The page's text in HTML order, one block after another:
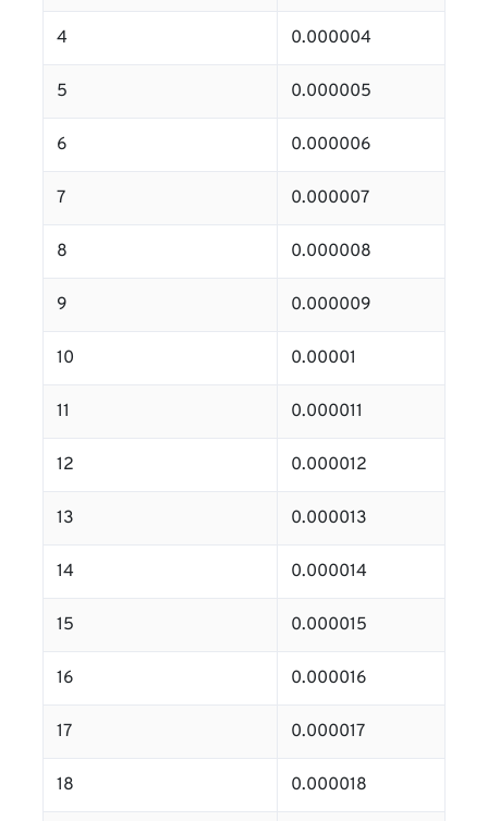
4 0.000004
5 0.000005
6 0.000006
7 0.000007
8 0.000008
9 0.000009
10 0.00001
11 0.000011
12 0.000012
13 0.000013
14 0.000014
15 0.000015
16 0.000016
17 0.000017
18 0.000018